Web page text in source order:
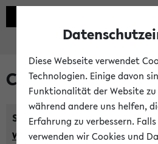
Courses taught in
Semester:
WiSe 2026/2027 SoSe 2026
Diese Webseite verwendet
Technologien. Einige davon
Funktionalität der Website
während andere uns helfen,
Erfahrung zu verbessern.
verwenden wir Cookies und